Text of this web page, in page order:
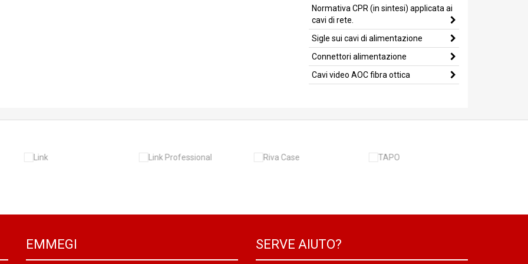
Normativa CPR (in sintesi) applicata ai
cavi di rete.
Sigle sui cavi di alimentazione
Connettori alimentazione
Cavi video AOC fibra ottica
EMMEGI SERVE AIUTO?